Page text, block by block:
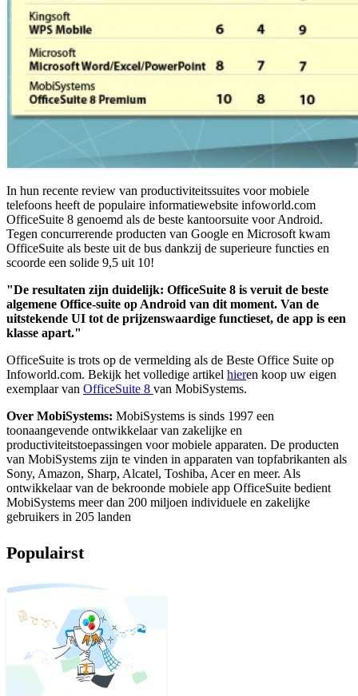
In hun recente review van productiviteitssuites voor mobiele
telefoons heeft de populaire informatiewebsite infoworld.com
OfficeSuite 8 genoemd als de beste kantoorsuite voor Android.
Tegen concurrerende producten van Google en Microsoft kwam
OfficeSuite als beste uit de bus dankzij de superieure functies en
scoorde een solide 9,5 uit 10!
"De resultaten zijn duidelijk: OfficeSuite 8 is veruit de beste
algemene Office-suite op Android van dit moment. Van de
uitstekende UI tot de prijzenswaardige functieset, de app is een
klasse apart."
OfficeSuite is trots op de vermelding als de Beste Office Suite op
Infoworld.com. Bekijk het volledige artikel hieren koop uw eigen
exemplaar van OfficeSuite 8 van MobiSystems.
Over MobiSystems: MobiSystems is sinds 1997 een
toonaangevende ontwikkelaar van zakelijke en
productiviteitstoepassingen voor mobiele apparaten. De producten
van MobiSystems zijn te vinden in apparaten van topfabrikanten als
Sony, Amazon, Sharp, Alcatel, Toshiba, Acer en meer. Als
ontwikkelaar van de bekroonde mobiele app OfficeSuite bedient
MobiSystems meer dan 200 miljoen individuele en zakelijke
gebruikers in 205 landen
Populairst